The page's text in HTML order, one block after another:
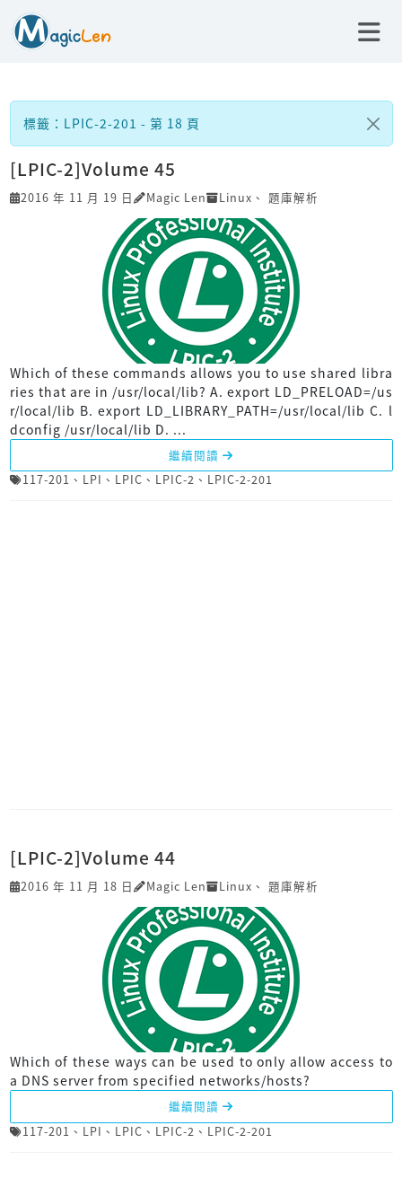
標籤：LPIC-2-201 - 第 18 頁
[LPIC-2]Volume 45
2016 年 11 月 19 日 Magic Len Linux 、 題庫解析
Which of these commands allows you to use shared libra
ries that are in /usr/local/lib? A. export LD_PRELOAD=/us
r/local/lib B. export LD_LIBRARY_PATH=/usr/local/lib C. l
dconfig /usr/local/lib D. ...
繼續閱讀
117-201 、 LPI 、 LPIC 、 LPIC-2 、 LPIC-2-201
[LPIC-2]Volume 44
2016 年 11 月 18 日 Magic Len Linux 、 題庫解析
Which of these ways can be used to only allow access to
a DNS server from specified networks/hosts?
繼續閱讀
117-201 、 LPI 、 LPIC 、 LPIC-2 、 LPIC-2-201